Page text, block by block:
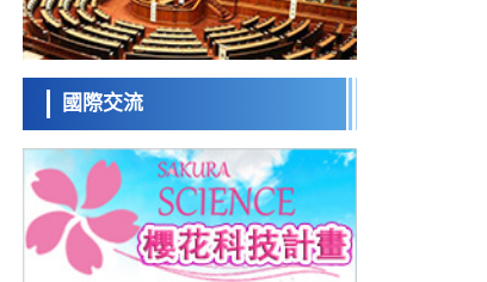
日本修訂首都直下型地震緊急對策：目標為
死亡人數至少減半，重點強化火災防控
科學研究
福井大學發現細胞記憶過往並抑制反應的機
制，闡明即便DNA相同反應迥異之謎
科學研究
安全性，在轉移性尿路上皮癌患者中開展臨
床試驗
政策
日本發布《令和8年版科學技術與創新白皮
書》，解讀第七期基本計畫首年度政策方向
科學研究
東京大學發現可誘導細胞死亡的新型信使物
國際交流
日本科學未